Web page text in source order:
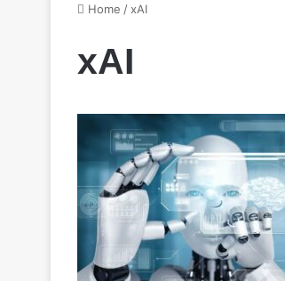
Home / xAI
xAI